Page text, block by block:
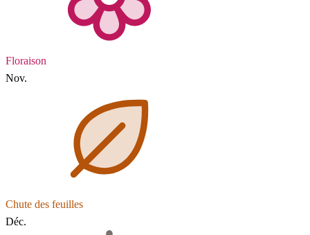
Floraison
Nov.
Chute des feuilles
Déc.